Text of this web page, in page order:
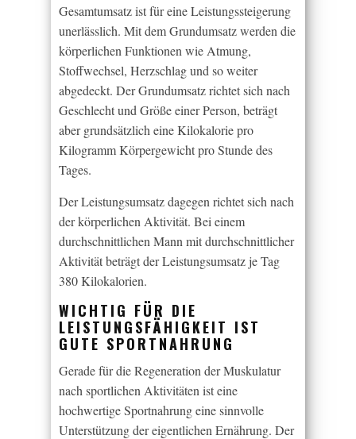
Gesamtumsatz ist für eine Leistungssteigerung
unerlässlich. Mit dem Grundumsatz werden die
körperlichen Funktionen wie Atmung,
Stoffwechsel, Herzschlag und so weiter
abgedeckt. Der Grundumsatz richtet sich nach
Geschlecht und Größe einer Person, beträgt
aber grundsätzlich eine Kilokalorie pro
Kilogramm Körpergewicht pro Stunde des
Tages.
Der Leistungsumsatz dagegen richtet sich nach
der körperlichen Aktivität. Bei einem
durchschnittlichen Mann mit durchschnittlicher
Aktivität beträgt der Leistungsumsatz je Tag
380 Kilokalorien.
WICHTIG FÜR DIE
LEISTUNGSFÄHIGKEIT IST
GUTE SPORTNAHRUNG
Gerade für die Regeneration der Muskulatur
nach sportlichen Aktivitäten ist eine
hochwertige Sportnahrung eine sinnvolle
Unterstützung der eigentlichen Ernährung. Der